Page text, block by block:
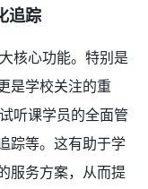
追踪
核心功能。特别是
是学校关注的重
听课学员的全面管
踪等。这有助于学
服务方案，从而提